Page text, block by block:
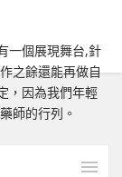
一個展現舞台,針
之餘還能再做自
，因為我們年輕
師的行列。